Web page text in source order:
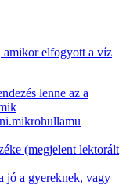
amikor elfogyott a víz
lenne az a
(megjelent lektorált
jó a gyereknek, vagy